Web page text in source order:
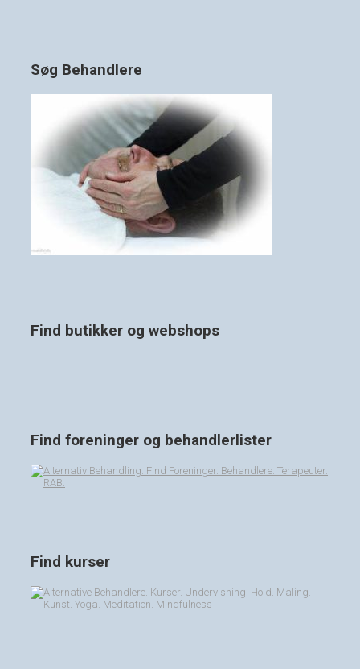
Søg Behandlere
Find butikker og webshops
Find foreninger og behandlerlister
Find kurser